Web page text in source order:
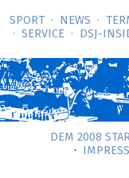
SPORT NEWS
SERVICE
DSJ-­
DEM 2008